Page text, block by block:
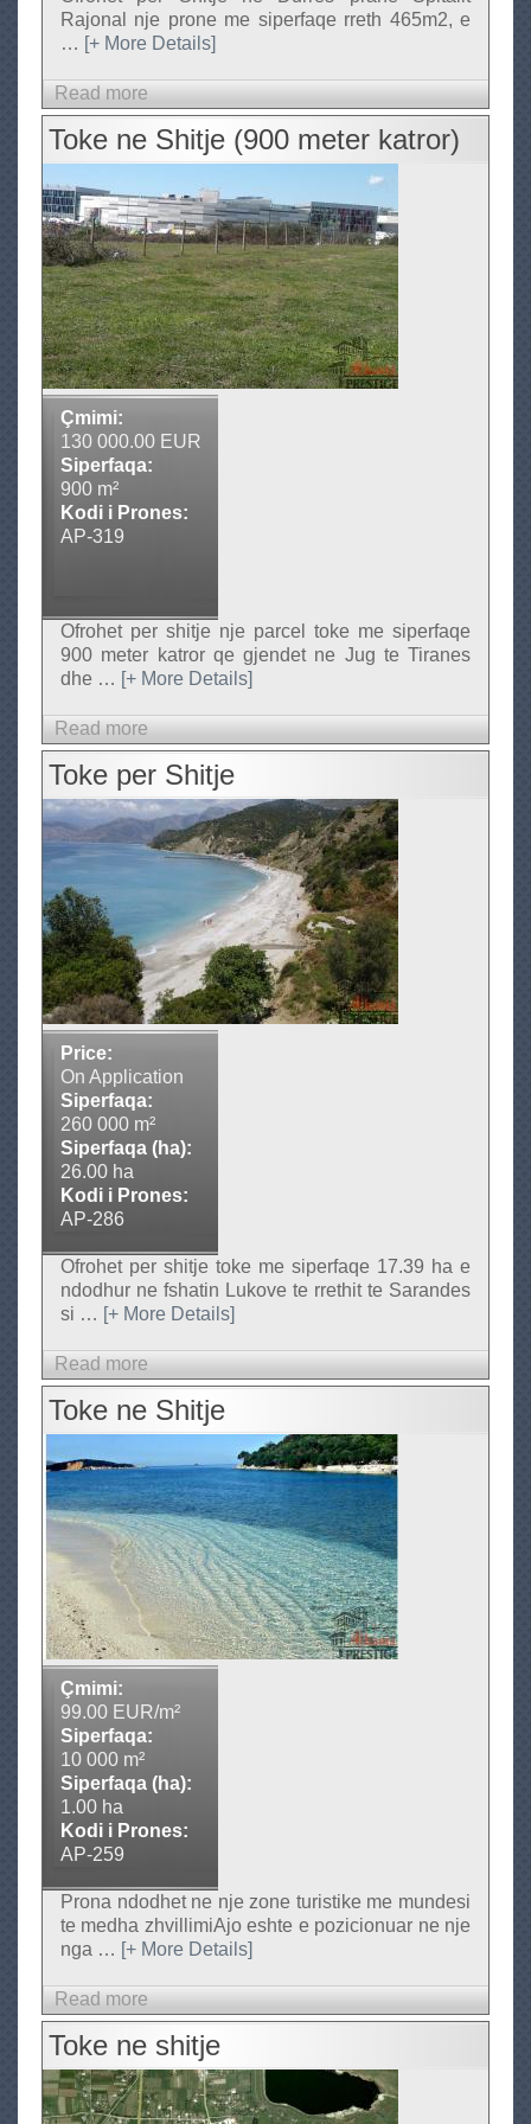
Rajonal nje prone me siperfaqe rreth 465m2, e
… [+ More Details]
Read more
b
o
t
T
r
u
a
l
l
e
S
i
Toke ne Shitje (900 meter katror)
Çmimi:
130 000.00 EUR
Siperfaqa:
900 m²
Kodi i Prones:
AP-319
Ofrohet per shitje nje parcel toke me siperfaqe
900 meter katror qe gjendet ne Jug te Tiranes
dhe … [+ More Details]
Read more
b
o
u
t
e
n
e
h
i
t
j
0
0
m
e
t
e
r
k
a
t
r
o
r
)
Toke per Shitje
Price:
On Application
Siperfaqa:
260 000 m²
Siperfaqa (ha):
26.00 ha
Kodi i Prones:
AP-286
Ofrohet per shitje toke me siperfaqe 17.39 ha e
ndodhur ne fshatin Lukove te rrethit te Sarandes
si … [+ More Details]
Read more
b
o
t
T
o
k
e
p
e
S
h
t
Toke ne Shitje
Çmimi:
99.00 EUR/m²
Siperfaqa:
10 000 m²
Siperfaqa (ha):
1.00 ha
Kodi i Prones:
AP-259
Prona ndodhet ne nje zone turistike me mundesi
te medha zhvillimiAjo eshte e pozicionuar ne nje
nga … [+ More Details]
Read more
b
o
u
t
Toke ne shitje